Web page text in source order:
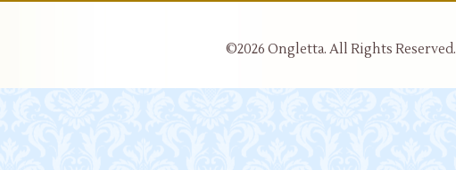
©2026 Ongletta. All Rights Reserved.